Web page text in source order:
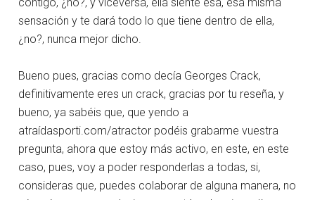
contigo, ¿no?, y viceversa, ella siente esa, esa misma
sensación y te dará todo lo que tiene dentro de ella,
¿no?, nunca mejor dicho.
Bueno pues, gracias como decía Georges Crack,
definitivamente eres un crack, gracias por tu reseña, y
bueno, ya sabéis que, que yendo a
atraídasporti.com/atractor podéis grabarme vuestra
pregunta, ahora que estoy más activo, en este, en este
caso, pues, voy a poder responderlas a todas, si,
consideras que, puedes colaborar de alguna manera, no